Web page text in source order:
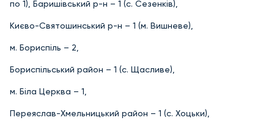
по 1), Баришівський р-н – 1 (с. Сезенків),
Києво-Святошинський р-н – 1 (м. Вишневе),
м. Бориспіль – 2,
Бориспільський район – 1 (с. Щасливе),
м. Біла Церква – 1,
Переяслав-Хмельницький район – 1 (с. Хоцьки),